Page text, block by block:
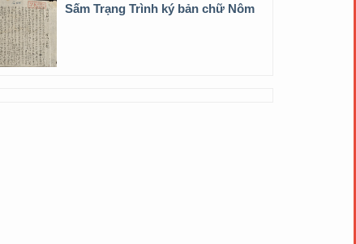
Sấm Trạng Trình ký bản chữ Nôm